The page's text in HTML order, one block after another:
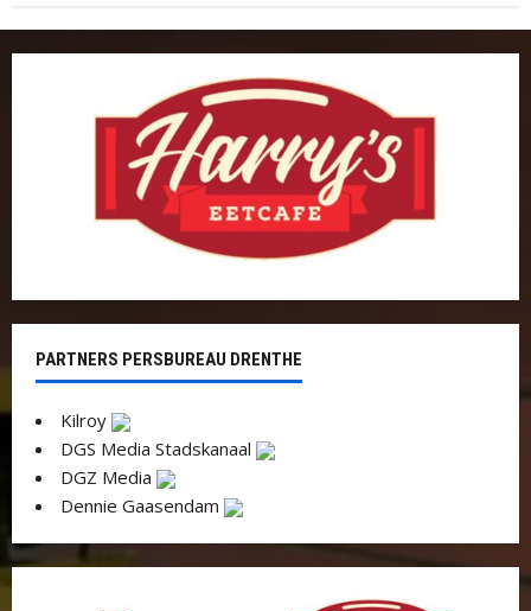
PARTNERS PERSBUREAU DRENTHE
Kilroy
DGS Media Stadskanaal
DGZ Media
Dennie Gaasendam